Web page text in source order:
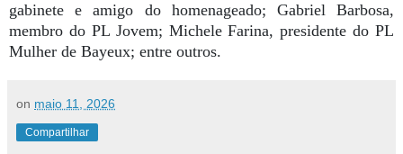
gabinete e amigo do homenageado; Gabriel Barbosa,
membro do PL Jovem; Michele Farina, presidente do PL
Mulher de Bayeux; entre outros.
on maio 11, 2026
Compartilhar